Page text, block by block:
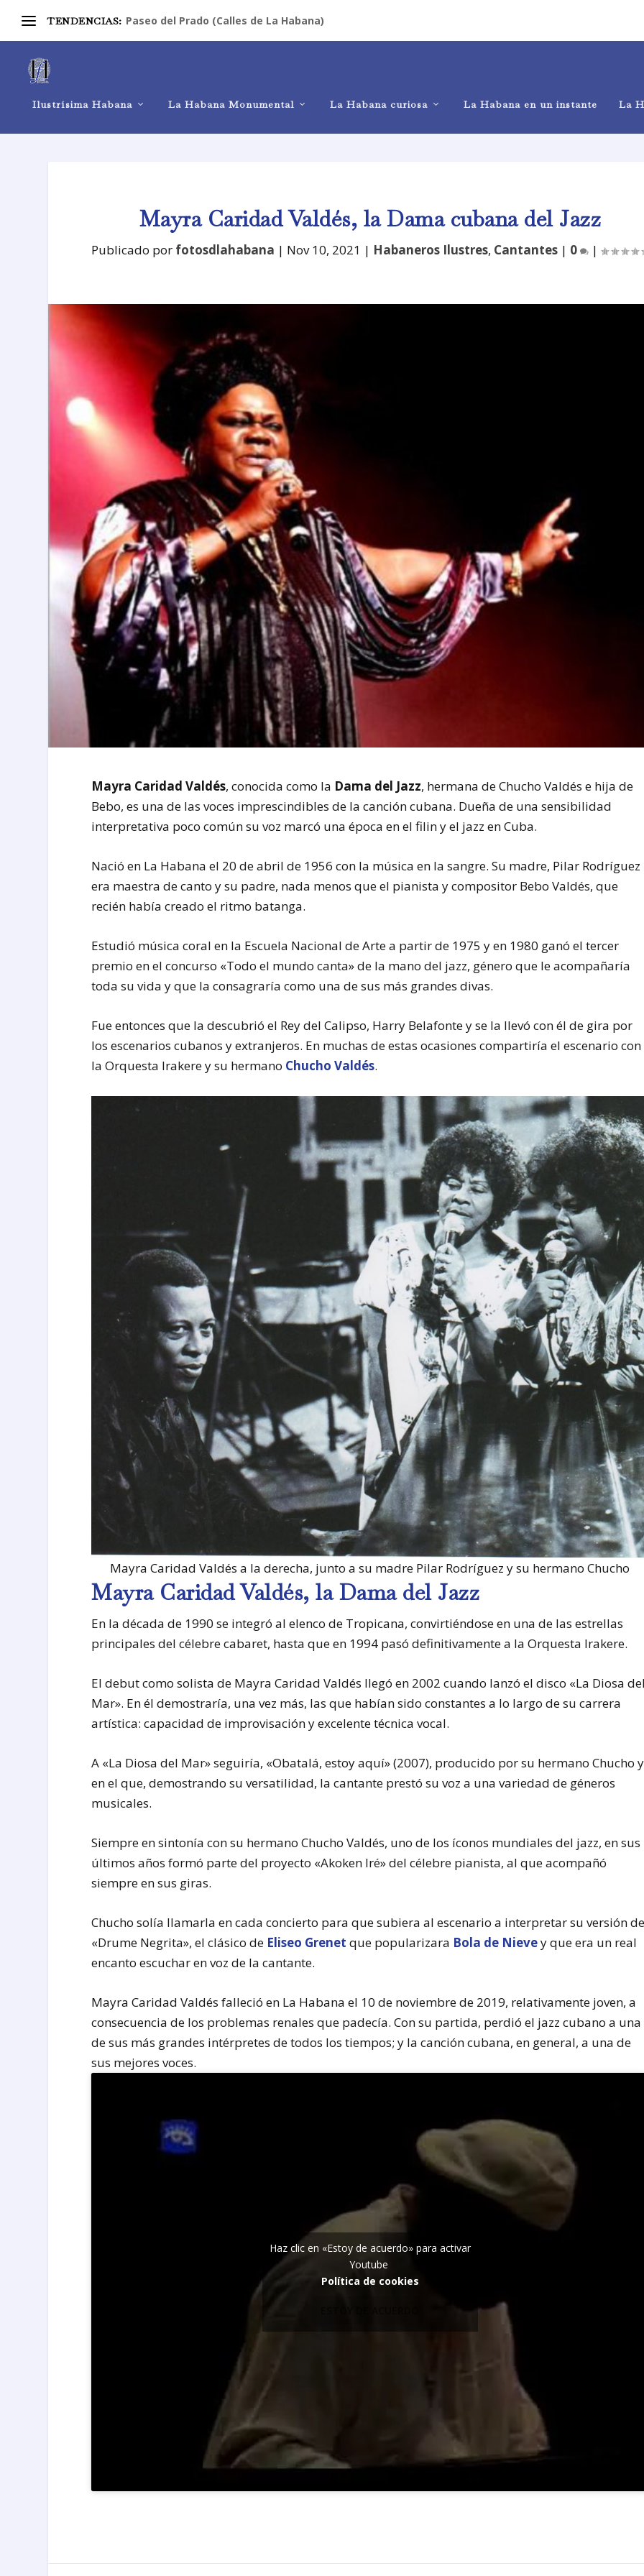
TENDENCIAS: Paseo del Prado (Calles de La Habana)
Ilustrísima Habana La Habana Monumental La Habana curiosa La Habana en un instante La
Mayra Caridad Valdés, la Dama cubana del Jazz
Publicado por fotosdlahabana | Nov 10, 2021 | Habaneros Ilustres, Cantantes | 0 |
Mayra Caridad Valdés, conocida como la Dama del Jazz, hermana de Chucho Valdés e hija de
Bebo, es una de las voces imprescindibles de la canción cubana. Dueña de una sensibilidad
interpretativa poco común su voz marcó una época en el filin y el jazz en Cuba.
Nació en La Habana el 20 de abril de 1956 con la música en la sangre. Su madre, Pilar Rodríguez
era maestra de canto y su padre, nada menos que el pianista y compositor Bebo Valdés, que
recién había creado el ritmo batanga.
Estudió música coral en la Escuela Nacional de Arte a partir de 1975 y en 1980 ganó el tercer
premio en el concurso «Todo el mundo canta» de la mano del jazz, género que le acompañaría
toda su vida y que la consagraría como una de sus más grandes divas.
Fue entonces que la descubrió el Rey del Calipso, Harry Belafonte y se la llevó con él de gira por
los escenarios cubanos y extranjeros. En muchas de estas ocasiones compartiría el escenario con
la Orquesta Irakere y su hermano Chucho Valdés.
Mayra Caridad Valdés a la derecha, junto a su madre Pilar Rodríguez y su hermano Chucho
Mayra Caridad Valdés, la Dama del Jazz
En la década de 1990 se integró al elenco de Tropicana, convirtiéndose en una de las estrellas
principales del célebre cabaret, hasta que en 1994 pasó definitivamente a la Orquesta Irakere.
El debut como solista de Mayra Caridad Valdés llegó en 2002 cuando lanzó el disco «La Diosa del
Mar». En él demostraría, una vez más, las que habían sido constantes a lo largo de su carrera
artística: capacidad de improvisación y excelente técnica vocal.
A «La Diosa del Mar» seguiría, «Obatalá, estoy aquí» (2007), producido por su hermano Chucho y
en el que, demostrando su versatilidad, la cantante prestó su voz a una variedad de géneros
musicales.
Siempre en sintonía con su hermano Chucho Valdés, uno de los íconos mundiales del jazz, en sus
últimos años formó parte del proyecto «Akoken Iré» del célebre pianista, al que acompañó
siempre en sus giras.
Chucho solía llamarla en cada concierto para que subiera al escenario a interpretar su versión de
«Drume Negrita», el clásico de Eliseo Grenet que popularizara Bola de Nievey que era un real
encanto escuchar en voz de la cantante.
Mayra Caridad Valdés falleció en La Habana el 10 de noviembre de 2019, relativamente joven, a
consecuencia de los problemas renales que padecía. Con su partida, perdió el jazz cubano a una
de sus más grandes intérpretes de todos los tiempos; y la canción cubana, en general, a una de
sus mejores voces.
Haz clic en «Estoy de acuerdo» para activar
Youtube
Política de cookies